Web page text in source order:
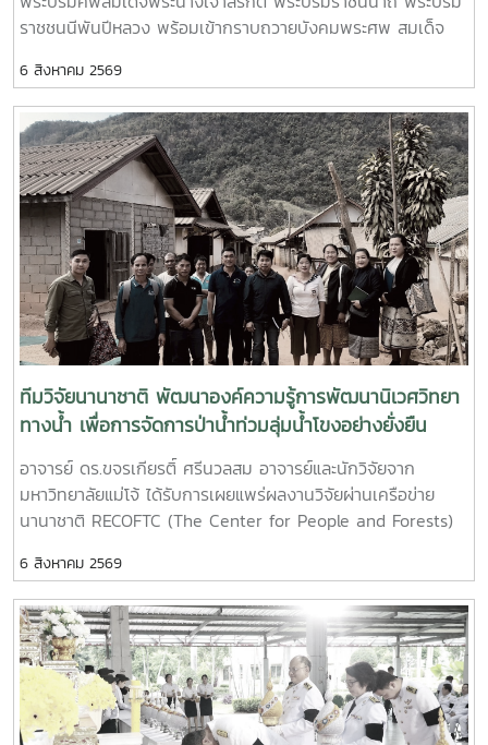
Integrated Giant Freshwater Prawn Business” at Room
FT 1301, bringing together leading industry professionals
and commercial aquaculture practitioners to share
practical knowledge and real-world experiences with
students and members of the aquaculture
community.The event was designed to bridge the gap
between academic learning and industry practice by
providing students with direct exposure to current
business strategies, technological innovations, and
sustainable production systems within Thailand's giant
freshwater prawn industry.The seminar featured three
distinguished speakers representing key sectors of the
aquaculture industry.Mr. Sayomporn Charoenrak,
General Manager of Grobest Corporation Co., Ltd.,
Freshwater Prawn Business” (2:00–2:45 p.m.). His
presentation explored integrated business
management, supply chain development, value-added
production, and emerging opportunities for
strengthening the competitiveness of Thailand's giant
freshwater prawn industry in domestic and
international markets.The second lecture, “Commercial
Giant Freshwater Prawn Farming” (2:45–3:30 p.m.), was
presented by Mr. Phattanachit Sinsemchan, a successful
commercial giant freshwater prawn farmer. He shared
practical insights into farm management, production
technologies, operational challenges, and business
strategies developed through years of commercial
การแลกเปลี่ยนเป็นไปอย่างอบอุ่นและสร้างสรรค์ สะท้อนถึงความ
ผูกพันของศิษย์เก่าที่มีต่อสถาบัน และความมุ่งมั่นร่วมกันในการขับ
เคลื่อนคณะเทคโนโลยีการประมงและทรัพยากรทางน้ำให้ก้าวสู่
ความเป็นเลิศทางวิชาการ ควบคู่กับการสร้างประโยชน์ให้แก่ภาค
การประมงและสังคมอย่างยั่งยืน"ศิษย์เก่าคือพลังสำคัญในการ
เชื่อมโยงองค์ความรู้จากมหาวิทยาลัยสู่ภาคปฏิบัติ และเป็นเครือ
ข่ายที่ช่วยสร้างโอกาสใหม่ ๆ ให้กับนักศึกษาและคณะใน
อนาคต"Maejo University’s Faculty of Fisheries
Technology and Aquatic Resources Welcomes Alumni to
Strengthen Collaborative Partnerships The Faculty of
Fisheries Technology and Aquatic Resources, Maejo
University, warmly welcomed Mr. Sayumporn
Charoenrak and Mr. Kittipat Srisomwong, distinguished
alumni of the Faculty, for a collaborative meeting
aimed at exchanging ideas and discussing future
partnership initiatives between the alumni network
and the Faculty. The discussion focused on
research, community engagement, and building
strategic partnerships with industry and the private
sector.During the meeting, both alumni shared valuable
professional experiences and practical insights gained
from their careers. They also exchanged perspectives
on the future direction of Thailand’s fisheries and
aquaculture industries while proposing strategies to
enhance the role of alumni in supporting student
development, curriculum improvement, professional
training, and the commercialization of research
outcomes.The meeting also explored opportunities for
ราเทพยวดี กรมหลวงราชสาริณีสิริพัชร มหาวัชรราชธิดา
ราชชนนีพันปีหลวง พร้อมเข้ากราบถวายบังคมพระศพ สมเด็จ
ราชสาริณีสิริพัชร มหาวัชรราชธิดา วันอังคารที่ 4 สิงหาคม 2569
พระบาทสมเด็จพระเจ้าอยู่หัว ทรงพระกรุณาโปรดเกล้าฯ
พระราชทานพระบรมราชานุญาตให้ รองศาสตราจารย์ ดร.วีระพล
ทองมา อธิการบดีมหาวิทยาลัยแม่โจ้ พร้อมด้วย คณะผู้บริหาร
มหาวิทยาลัย สมาคมศิษย์เก่า และบุคลากร รวมจำนวน 25 คน
เป็นเจ้าภาพพระพิธีธรรมสวดพระอภิธรรมพระบรมศพสมเด็จ
พระนางเจ้าสิริกิติ์ พระบรมราชินีนาถ พระบรมราชชนนีพันปีหลวง
ณ พระที่นั่งดุสิตมหาปราสาท พระบรมมหาราชวัง และเข้ากราบ
ถวายบังคมพระศพสมเด็จพระเจ้าลูกเธอ เจ้าฟ้าพัชรกิติยาภา นเร
นทิราเทพยวดี กรมหลวงราชสาริณีสิริพัชร มหาวัชรราชธิดา ณ
พระที่นั่งพิมานรัตยา พระบรมมหาราชวัง การเข้าร่วมพิธีในครั้งนี้
นับเป็นพระมหากรุณาธิคุณล้นเกล้าล้นกระหม่อมแก่คณะผู้บริหาร
มหาวิทยาลัย สมาคมศิษย์เก่า และบุคลากร มหาวิทยาลัยแม่โจ้ที่ได้
ร่วมแสดงความจงรักภักดี ถวายความอาลัยและน้อมรำลึกในพระ
มหากรุณาธิคุณอย่างหาที่สุดมิได้ รายละเอียดเพิ่มเติม
https://maejo.link/ffQf7k
6 สิงหาคม 2569
ทีมวิจัยนานาชาติ พัฒนาองค์ความรู้การพัฒนานิเวศวิทยา
ทางน้ำ เพื่อการจัดการป่าน้ำท่วมลุ่มน้ำโขงอย่างยั่งยืน
อาจารย์ ดร.ขจรเกียรติ์ ศรีนวลสม อาจารย์และนักวิจัยจาก
มหาวิทยาลัยแม่โจ้ ได้รับการเผยแพร่ผลงานวิจัยผ่านเครือข่าย
นานาชาติ RECOFTC (The Center for People and Forests)
โครงการ Explore ซึ่งเป็นเครือข่ายวิจัยด้านการจัดการภูมิทัศน์ป่า
ไม้ในภูมิภาคเอเชียตะวันออกเฉียงใต้การจัดการป่าน้ำท่วม
(Flooded forests) เพื่อส่งเสริมความหลากหลายทางชีวภาพของ
ระบบนิเวศน้ำและการใช้ประโยชน์ทรัพยากรอย่างยั่งยืน โดยดำเนิน
งานร่วมกับเครือข่ายวิจัยจากหลายประเทศ ได้แก่ มหาวิทยาลัยแม่
โจ้ ประเทศไทย, My Village Organization (MVI) ประเทศ
กัมพูชา และ Northern Agriculture and Forestry College
6 สิงหาคม 2569